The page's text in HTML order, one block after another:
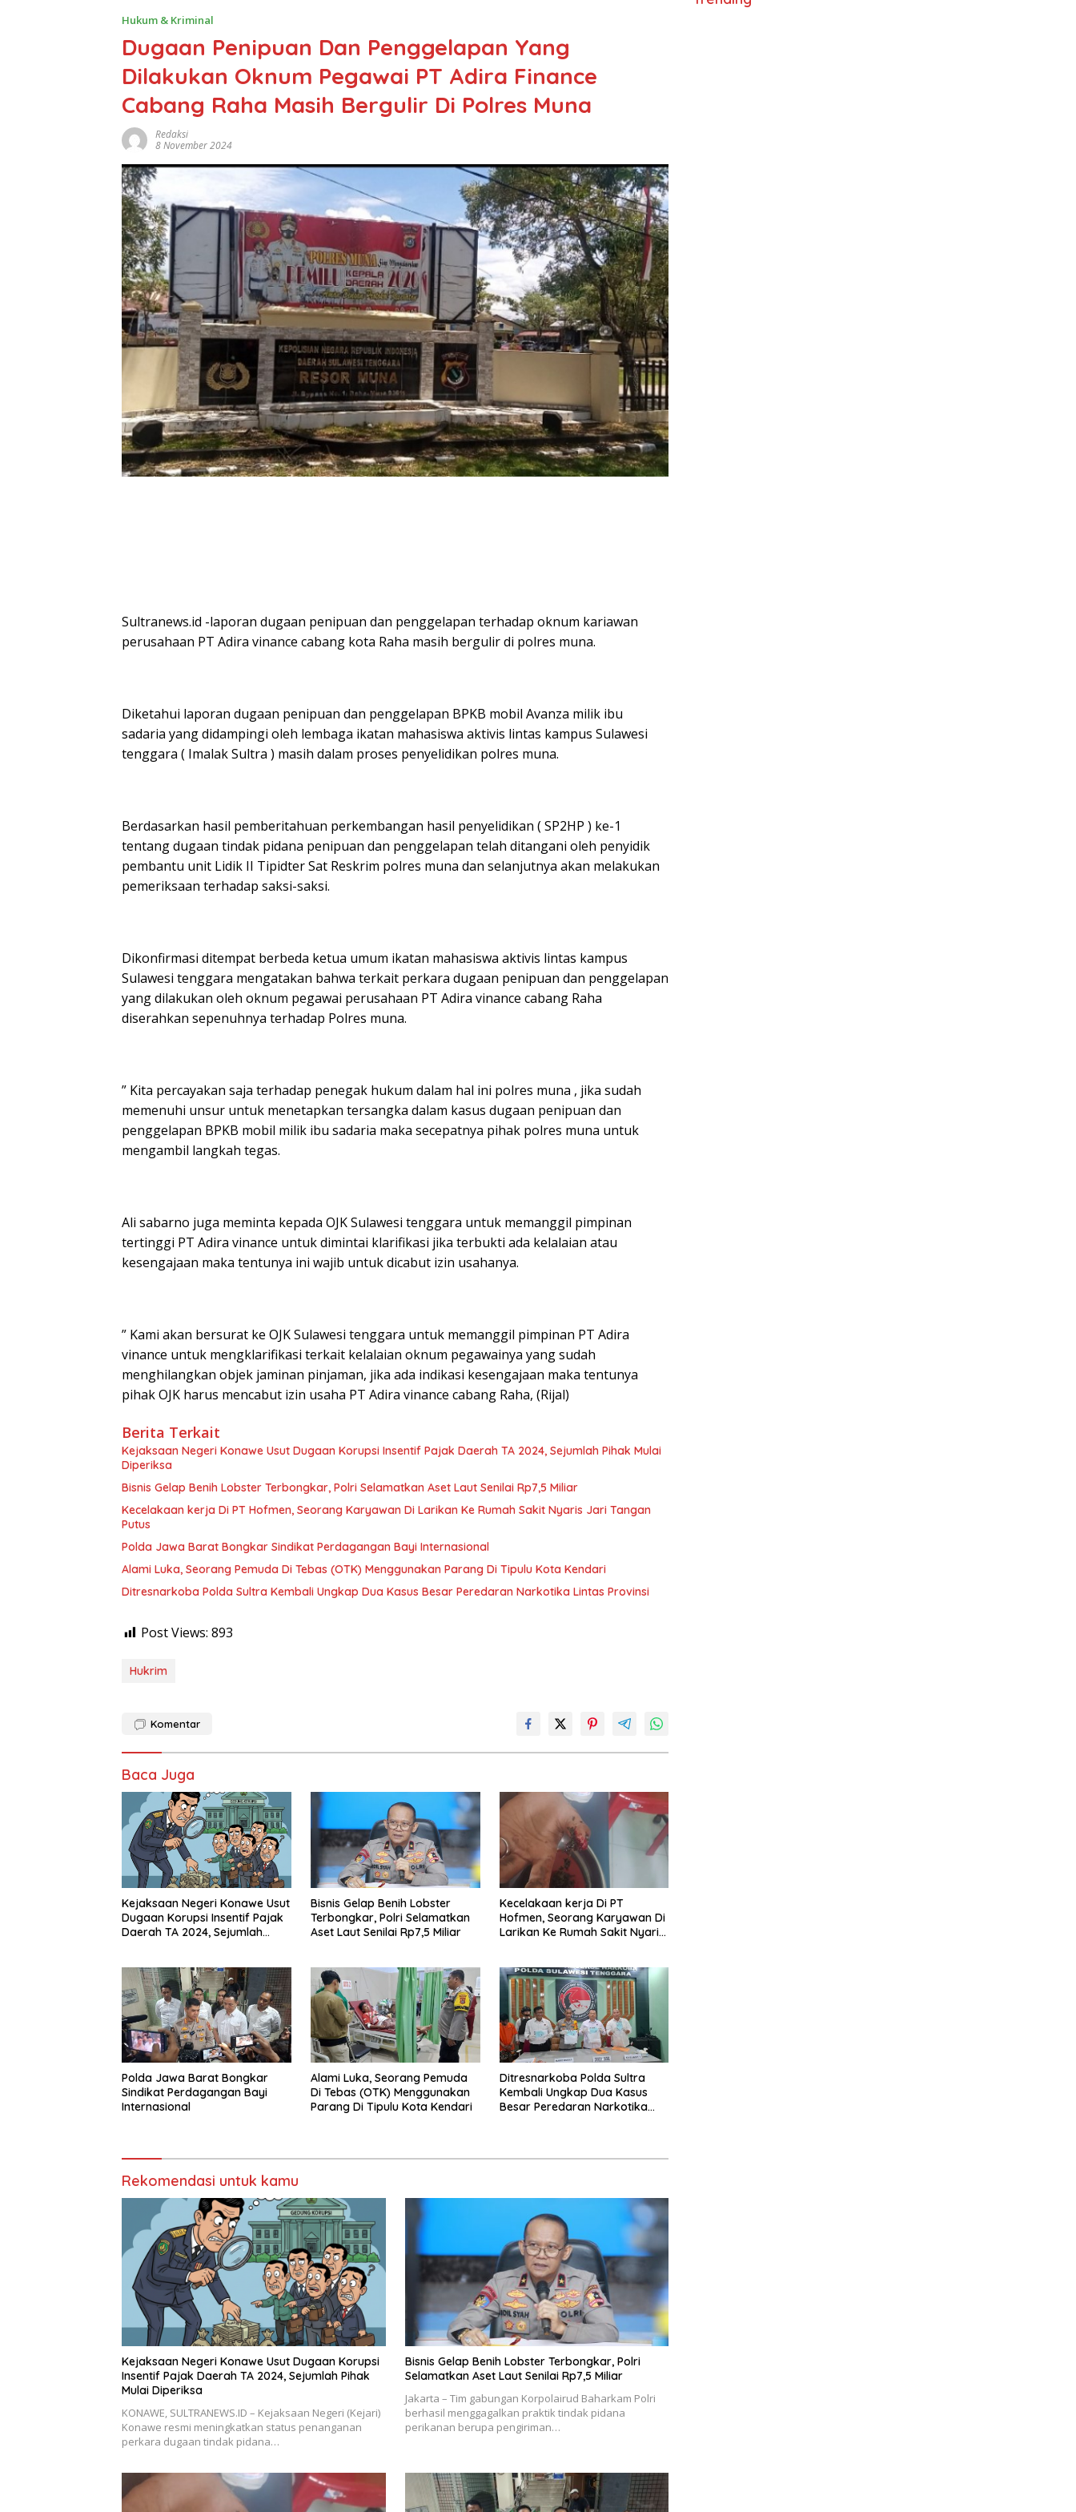
Hukum & Kriminal
Dugaan Penipuan Dan Penggelapan Yang
Dilakukan Oknum Pegawai PT Adira Finance
Cabang Raha Masih Bergulir Di Polres Muna
Redaksi
8 November 2024
Sultranews.id -laporan dugaan penipuan dan penggelapan terhadap oknum kariawan
perusahaan PT Adira vinance cabang kota Raha masih bergulir di polres muna.
Diketahui laporan dugaan penipuan dan penggelapan BPKB mobil Avanza milik ibu
sadaria yang didampingi oleh lembaga ikatan mahasiswa aktivis lintas kampus Sulawesi
tenggara ( Imalak Sultra ) masih dalam proses penyelidikan polres muna.
Berdasarkan hasil pemberitahuan perkembangan hasil penyelidikan ( SP2HP ) ke-1
tentang dugaan tindak pidana penipuan dan penggelapan telah ditangani oleh penyidik
pembantu unit Lidik II Tipidter Sat Reskrim polres muna dan selanjutnya akan melakukan
pemeriksaan terhadap saksi-saksi.
Dikonfirmasi ditempat berbeda ketua umum ikatan mahasiswa aktivis lintas kampus
Sulawesi tenggara mengatakan bahwa terkait perkara dugaan penipuan dan penggelapan
yang dilakukan oleh oknum pegawai perusahaan PT Adira vinance cabang Raha
diserahkan sepenuhnya terhadap Polres muna.
” Kita percayakan saja terhadap penegak hukum dalam hal ini polres muna , jika sudah
memenuhi unsur untuk menetapkan tersangka dalam kasus dugaan penipuan dan
penggelapan BPKB mobil milik ibu sadaria maka secepatnya pihak polres muna untuk
mengambil langkah tegas.
Ali sabarno juga meminta kepada OJK Sulawesi tenggara untuk memanggil pimpinan
tertinggi PT Adira vinance untuk dimintai klarifikasi jika terbukti ada kelalaian atau
kesengajaan maka tentunya ini wajib untuk dicabut izin usahanya.
” Kami akan bersurat ke OJK Sulawesi tenggara untuk memanggil pimpinan PT Adira
vinance untuk mengklarifikasi terkait kelalaian oknum pegawainya yang sudah
menghilangkan objek jaminan pinjaman, jika ada indikasi kesengajaan maka tentunya
pihak OJK harus mencabut izin usaha PT Adira vinance cabang Raha, (Rijal)
Berita Terkait
Kejaksaan Negeri Konawe Usut Dugaan Korupsi Insentif Pajak Daerah TA 2024, Sejumlah Pihak Mulai
Diperiksa
Bisnis Gelap Benih Lobster Terbongkar, Polri Selamatkan Aset Laut Senilai Rp7,5 Miliar
Kecelakaan kerja Di PT Hofmen, Seorang Karyawan Di Larikan Ke Rumah Sakit Nyaris Jari Tangan
Putus
Polda Jawa Barat Bongkar Sindikat Perdagangan Bayi Internasional
Alami Luka, Seorang Pemuda Di Tebas (OTK) Menggunakan Parang Di Tipulu Kota Kendari
Ditresnarkoba Polda Sultra Kembali Ungkap Dua Kasus Besar Peredaran Narkotika Lintas Provinsi
Post Views: 893
Hukrim
Komentar
Baca Juga
Kejaksaan Negeri Konawe Usut
Dugaan Korupsi Insentif Pajak
Daerah TA 2024, Sejumlah
Bisnis Gelap Benih Lobster
Terbongkar, Polri Selamatkan
Aset Laut Senilai Rp7,5 Miliar
Kecelakaan kerja Di PT
Hofmen, Seorang Karyawan Di
Larikan Ke Rumah Sakit Nyaris
Polda Jawa Barat Bongkar
Sindikat Perdagangan Bayi
Internasional
Alami Luka, Seorang Pemuda
Di Tebas (OTK) Menggunakan
Parang Di Tipulu Kota Kendari
Ditresnarkoba Polda Sultra
Kembali Ungkap Dua Kasus
Besar Peredaran Narkotika
Rekomendasi untuk kamu
Kejaksaan Negeri Konawe Usut Dugaan Korupsi
Insentif Pajak Daerah TA 2024, Sejumlah Pihak
Mulai Diperiksa
KONAWE, SULTRANEWS.ID – Kejaksaan Negeri (Kejari)
Konawe resmi meningkatkan status penanganan
perkara dugaan tindak pidana…
Bisnis Gelap Benih Lobster Terbongkar, Polri
Selamatkan Aset Laut Senilai Rp7,5 Miliar
Jakarta – Tim gabungan Korpolairud Baharkam Polri
berhasil menggagalkan praktik tindak pidana
perikanan berupa pengiriman…